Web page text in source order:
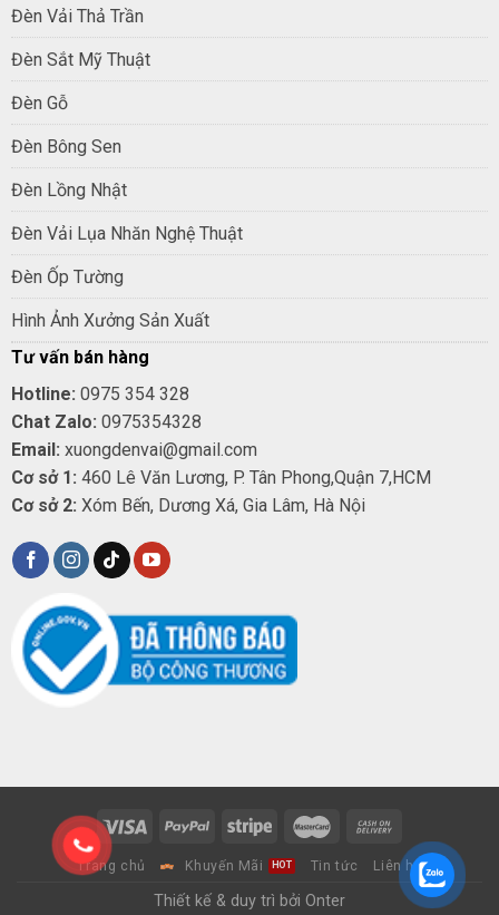
Đèn Vải Thả Trần
Đèn Sắt Mỹ Thuật
Đèn Gỗ
Đèn Bông Sen
Đèn Lồng Nhật
Đèn Vải Lụa Nhăn Nghệ Thuật
Đèn Ốp Tường
Hình Ảnh Xưởng Sản Xuất
Tư vấn bán hàng
Hotline: 0975 354 328
Chat Zalo: 0975354328
Email: xuongdenvai@gmail.com
Cơ sở 1: 460 Lê Văn Lương, P. Tân Phong,Quận 7,HCM
Cơ sở 2: Xóm Bến, Dương Xá, Gia Lâm, Hà Nội
Trang chủ Khuyến Mãi Tin tức Liên hệ
Thiết kế & duy trì bởi Onter